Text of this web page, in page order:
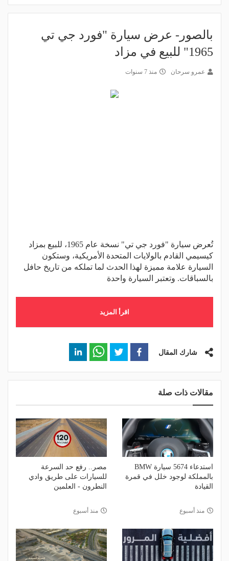
بالصور- عرض سيارة "فورد جي تي
1965" للبيع في مزاد
عمرو سرحان منذ 7 سنوات
تُعرض سيارة "فورد جي تي" نسخة عام 1965، للبيع بمزاد
كيسيمي القادم بالولايات المتحدة الأمريكية، وستكون
السيارة علامة مميزة لهذا الحدث لما تملكه من تاريخ حافل
بالسباقات. وتعتبر السيارة واحدة
اقرأ المزيد
شارك المقال
مقالات ذات صلة
استدعاء 5674 سيارة BMW
بالمملكة لوجود خلل في قمرة
القيادة
منذ أسبوع
مصر.. رفع حد السرعة
للسيارات على طريق وادي
النطرون - العلمين
منذ أسبوع